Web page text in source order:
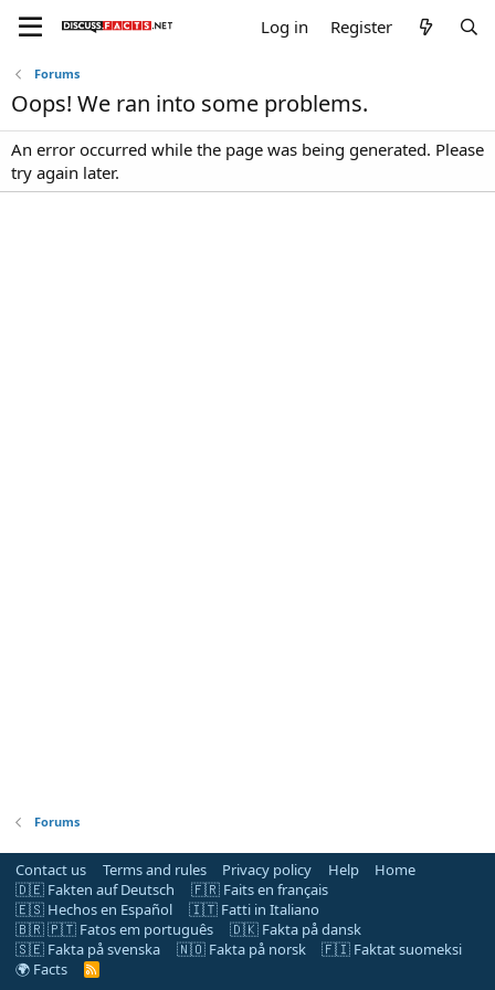
Log in Register
Forums
Oops! We ran into some problems.
An error occurred while the page was being generated. Please
try again later.
Forums
Contact us Terms and rules Privacy policy Help
Home
🇩🇪 Fakten auf Deutsch
🇫🇷 Faits en français
🇪🇸 Hechos en Español
🇮🇹 Fatti in Italiano
🇧🇷 🇵🇹 Fatos em português
🇩🇰 Fakta på dansk
🇸🇪 Fakta på svenska
🇳🇴 Fakta på norsk
🇫🇮 Faktat suomeksi
🌍 Facts
R